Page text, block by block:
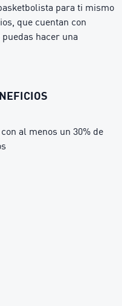
para ti mismo
que cuentan con
hacer una
al menos un 30% de